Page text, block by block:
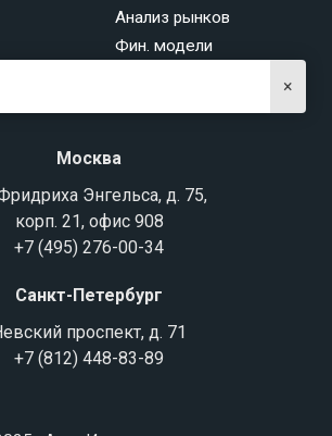
Анализ рынков
Фин. модели
×
Москва
Энгельса, д. 75,
корп. 21, офис 908
+7 (495) 276-00-34
Санкт-Петербург
проспект, д. 71
+7 (812) 448-83-89